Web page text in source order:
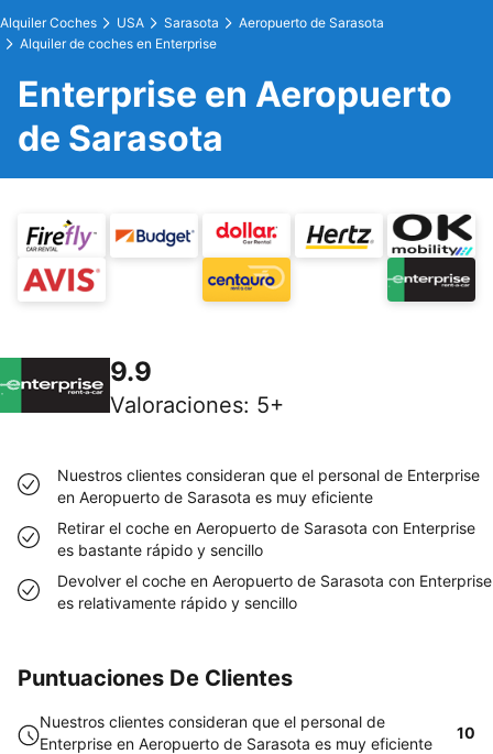
Alquiler Coches USA Sarasota
Aeropuerto de Sarasota
Alquiler de coches en Enterprise
Enterprise en Aeropuerto
de Sarasota
9.9
Valoraciones: 5+
Nuestros clientes consideran que el personal de Enterprise
en Aeropuerto de Sarasota es muy eficiente
Retirar el coche en Aeropuerto de Sarasota con Enterprise
es bastante rápido y sencillo
Devolver el coche en Aeropuerto de Sarasota con Enterprise
es relativamente rápido y sencillo
Puntuaciones De Clientes
Nuestros clientes consideran que el personal de
Enterprise en Aeropuerto de Sarasota es muy eficiente
10